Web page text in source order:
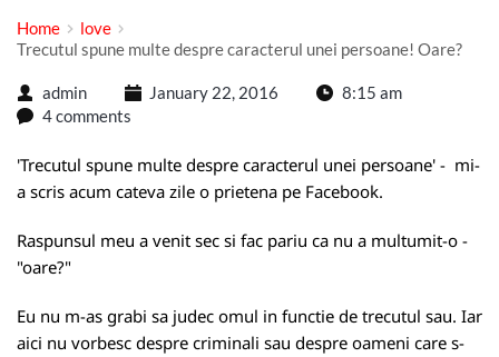
Home
love
Trecutul spune multe despre caracterul unei persoane! Oare?
admin January 22, 2016
8:15 am
4 comments
'Trecutul spune multe despre caracterul unei persoane' - mi-
a scris acum cateva zile o prietena pe Facebook.
Raspunsul meu a venit sec si fac pariu ca nu a multumit-o -
"oare?"
Eu nu m-as grabi sa judec omul in functie de trecutul sau. Iar
aici nu vorbesc despre criminali sau despre oameni care s-